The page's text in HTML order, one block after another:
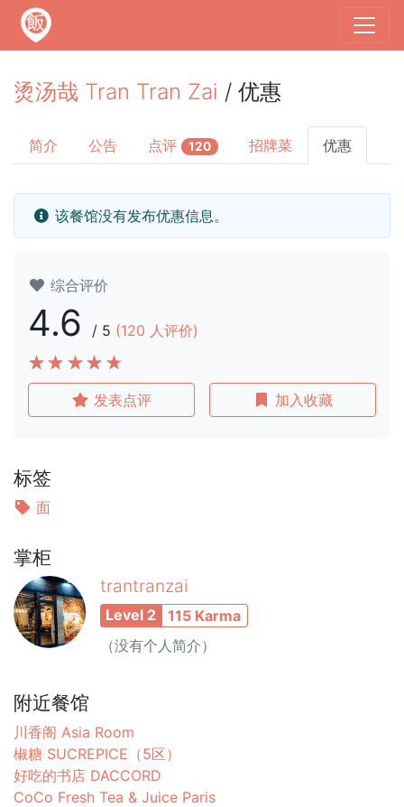
烫汤哉 Tran Tran Zai / 优惠
简介 公告 点评 120 招牌菜 优惠
该餐馆没有发布优惠信息。
综合评价
4.6 / 5 (120 人评价)
发表点评 加入收藏
标签
面
掌柜
trantranzai
Level 2
115 Karma
（没有个人简介）
附近餐馆
川香阁 Asia Room
椒糖 SUCREPICE（5区）
好吃的书店 DACCORD
CoCo Fresh Tea & Juice Paris